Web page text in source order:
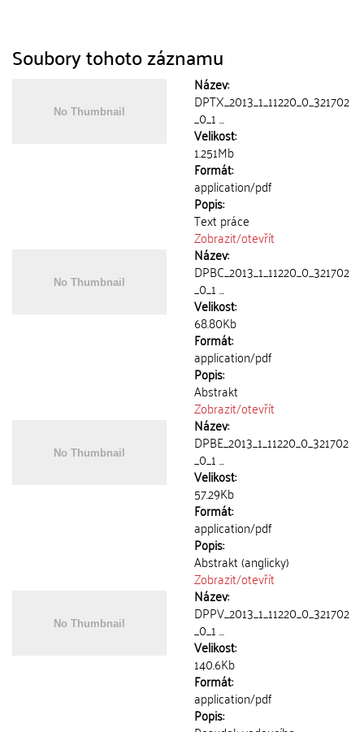
Soubory tohoto záznamu
Název:
DPTX_2013_1_11220_0_321702
_0_1 ...
Velikost:
1.251Mb
Formát:
application/pdf
Popis:
Text práce
Zobrazit/otevřít
Název:
DPBC_2013_1_11220_0_321702
_0_1 ...
Velikost:
68.80Kb
Formát:
application/pdf
Popis:
Abstrakt
Zobrazit/otevřít
Název:
DPBE_2013_1_11220_0_321702
_0_1 ...
Velikost:
57.29Kb
Formát:
application/pdf
Popis:
Abstrakt (anglicky)
Zobrazit/otevřít
Název:
DPPV_2013_1_11220_0_321702
_0_1 ...
Velikost:
140.6Kb
Formát:
application/pdf
Popis: